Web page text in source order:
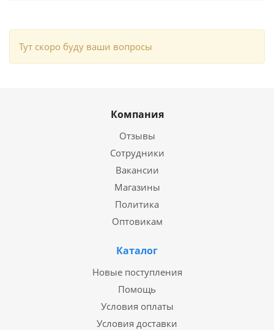
Тут скоро буду ваши вопросы
Компания
Отзывы
Сотрудники
Вакансии
Магазины
Политика
Оптовикам
Каталог
Новые поступления
Помощь
Условия оплаты
Условия доставки